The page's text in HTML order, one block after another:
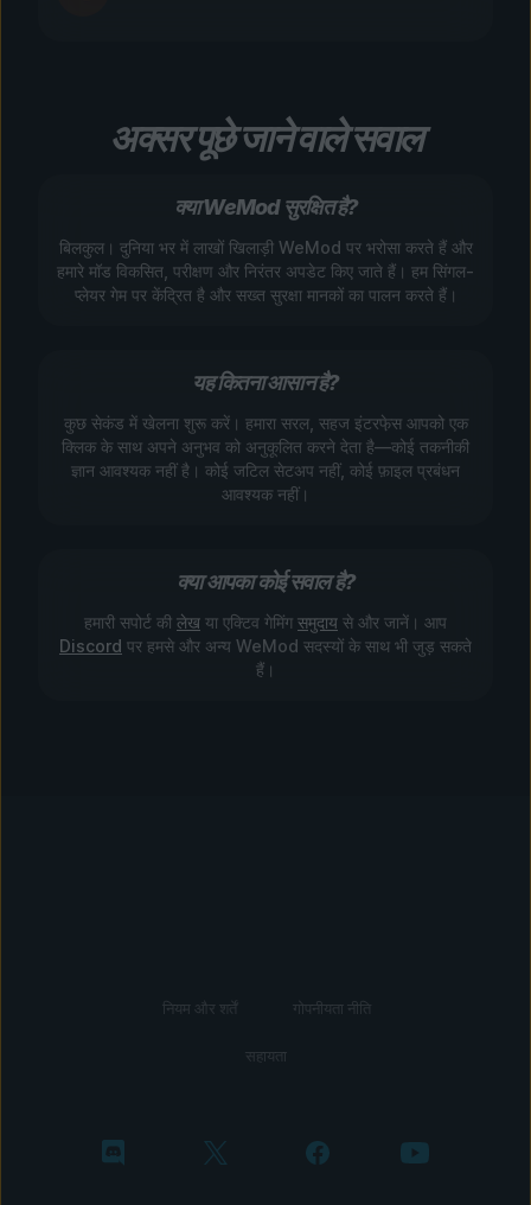
अक्सर पूछे जाने वाले सवाल
क्या WeMod सुरक्षित है?
बिलकुल। दुनिया भर में लाखों खिलाड़ी WeMod पर भरोसा करते हैं और
हमारे मॉड विकसित, परीक्षण और निरंतर अपडेट किए जाते हैं। हम सिंगल-
प्लेयर गेम पर केंद्रित है और सख्त सुरक्षा मानकों का पालन करते हैं।
यह कितना आसान है?
कुछ सेकंड में खेलना शुरू करें। हमारा सरल, सहज इंटरफे़स आपको एक
क्लिक के साथ अपने अनुभव को अनुकूलित करने देता है—कोई तकनीकी
ज्ञान आवश्यक नहीं है। कोई जटिल सेटअप नहीं, कोई फ़ाइल प्रबंधन
आवश्यक नहीं।
क्या आपका कोई सवाल है?
हमारी सपोर्ट की लेख या एक्टिव गेमिंग समुदाय से और जानें। आप
Discord पर हमसे और अन्य WeMod सदस्यों के साथ भी जुड़ सकते
हैं।
नियम और शर्तें गोपनीयता नीति
सहायता